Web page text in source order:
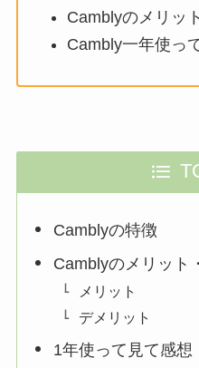
Camblyのメリッ
Cambly一年使っ
Camblyの特徴
Camblyのメリット
メリット
デメリット
1年使って見て感想